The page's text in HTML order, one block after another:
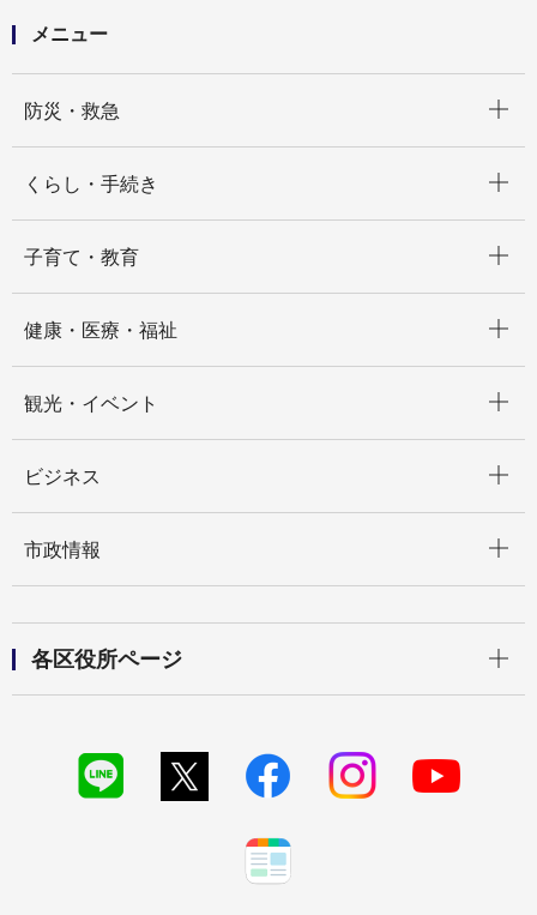
メニュー
防災・救急
くらし・手続き
子育て・教育
健康・医療・福祉
観光・イベント
ビジネス
市政情報
各区役所ページ